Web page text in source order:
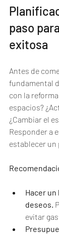
paso
exitosa
Antes de
fundamental
con la
espacios?
¿Cambiar el
Responder a
establecer un
Hacer
deseos.
evitar